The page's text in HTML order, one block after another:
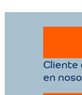
Cliente
en